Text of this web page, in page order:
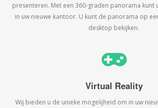
presenteren. Met een 360-graden panorama kunt
in uw nieuwe kantoor. U kunt de panorama op
desktop bekijken.
Virtual Reality
Wij bieden u de unieke mogelijheid om in uw